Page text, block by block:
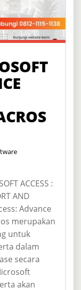
ACCESS :
AND
Advance
merupakan
untuk
dalam
secara
akan